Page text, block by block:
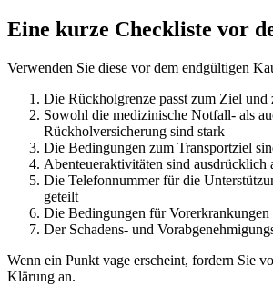
Eine kurze Checkliste vor
Verwenden Sie diese vor dem endgültigen
Die Rückholgrenze passt zum Ziel und
Sowohl die medizinische Notfall- als
Rückholversicherung sind stark
Die Bedingungen zum Transportziel
Abenteueraktivitäten sind ausdrücklich
Die Telefonnummer für die
geteilt
Die Bedingungen für Vorerkrankungen
Der Schadens- und
Wenn ein Punkt vage erscheint, fordern Sie
Klärung an.